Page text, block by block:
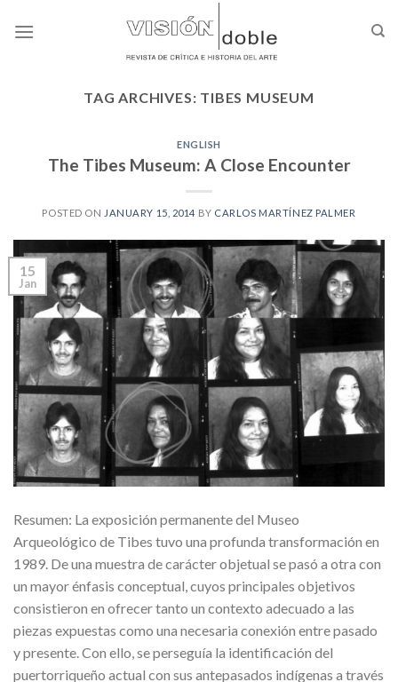
TAG ARCHIVES: TIBES MUSEUM
ENGLISH
The Tibes Museum: A Close Encounter
POSTED ON JANUARY 15, 2014 BY CARLOS MARTÍNEZ PALMER
15
Jan
Resumen: La exposición permanente del Museo
Arqueológico de Tibes tuvo una profunda transformación en
1989. De una muestra de carácter objetual se pasó a otra con
un mayor énfasis conceptual, cuyos principales objetivos
consistieron en ofrecer tanto un contexto adecuado a las
piezas expuestas como una necesaria conexión entre pasado
y presente. Con ello, se perseguía la identificación del
puertorriqueño actual con sus antepasados indígenas a través